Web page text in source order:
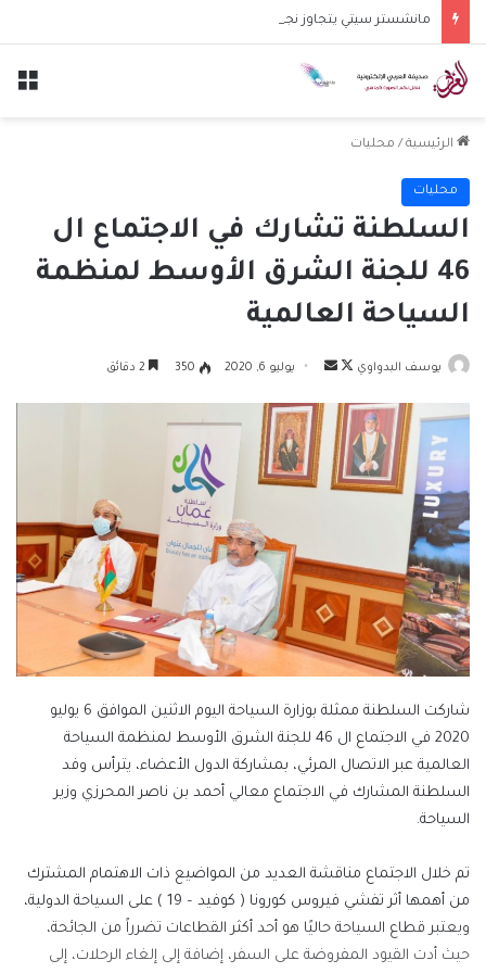
الرئيسية / محليات
محليات
السلطنة تشارك في الاجتماع ال
46 للجنة الشرق الأوسط لمنظمة
السياحة العالمية
يوسف البدواوي
تابع
X
أرسل
إلكترونيا
يوليو 6, 2020 350
شاركت السلطنة ممثلة بوزارة السياحة اليوم الاثنين الموافق 6 يوليو
2020 في الاجتماع ال 46 للجنة الشرق الأوسط لمنظمة السياحة
العالمية عبر الاتصال المرئي، بمشاركة الدول الأعضاء، يترأس وفد
السلطنة المشارك في الاجتماع معالي أحمد بن ناصر المحرزي وزير
السياحة.
تم خلال الاجتماع مناقشة العديد من المواضيع ذات الاهتمام المشترك
من أهمها أثر تفشي فيروس كورونا ( كوفيد – 19 ) على السياحة الدولية،
ويعتبر قطاع السياحة حاليًا هو أحد أكثر القطاعات تضرراً من الجائحة،
حيث أدت القيود المفروضة على السفر، إضافة إلى إلغاء الرحلات، إلى